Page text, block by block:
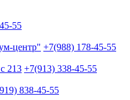
55
центр" +7(988) 178-45-55
213 +7(913) 338-45-55
838-45-55